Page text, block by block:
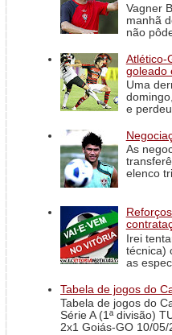
Vagner
manhã
não
Atlético-
goleado
Uma
e
As
elenco
Irei
técnica)
as
Tabela de jogos do
Tabela de jogos do
Série A (1ª divisão)
2x1 Goiás-GO 10/05/